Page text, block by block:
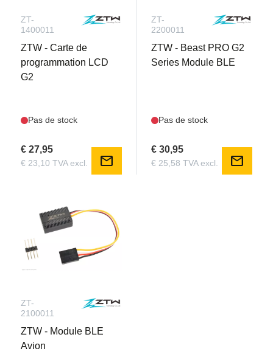
ZT-
1400011
ZTW - Carte de
programmation LCD
G2
Pas de stock
€ 27,95
€ 23,10 TVA excl. mail
ZT-
2200011
ZTW - Beast PRO G2
Series Module BLE
Pas de stock
€ 30,95
€ 25,58 TVA excl. mail
ZT-
2100011
ZTW - Module BLE
Avion